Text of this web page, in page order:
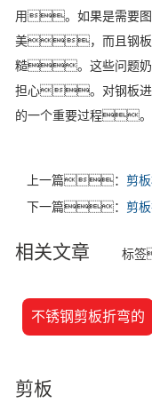
用。如果是需要图
美，而且钢板
糙。这些问题奶
担心。对钢板进
的一个重要过程。
上一篇： 剪
下一篇： 剪
相关文章 标
不锈钢剪板折弯的
剪板